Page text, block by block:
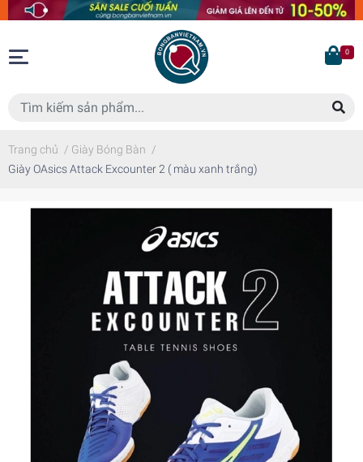
0
Trang chủ / Giày Bóng Bàn /
Giày OAsics Attack Excounter 2 ( màu xanh trắng)